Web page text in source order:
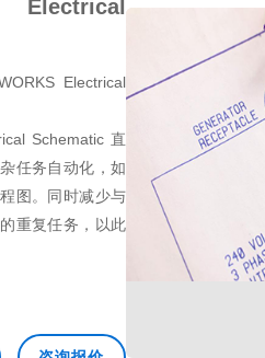
Electrical
Electrical
Schematic 直
任务自动化，如
图。同时减少与
重复任务，以此